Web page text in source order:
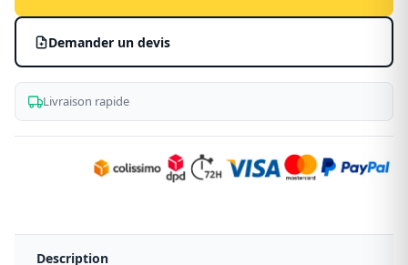
Demander un devis
Livraison rapide
Description